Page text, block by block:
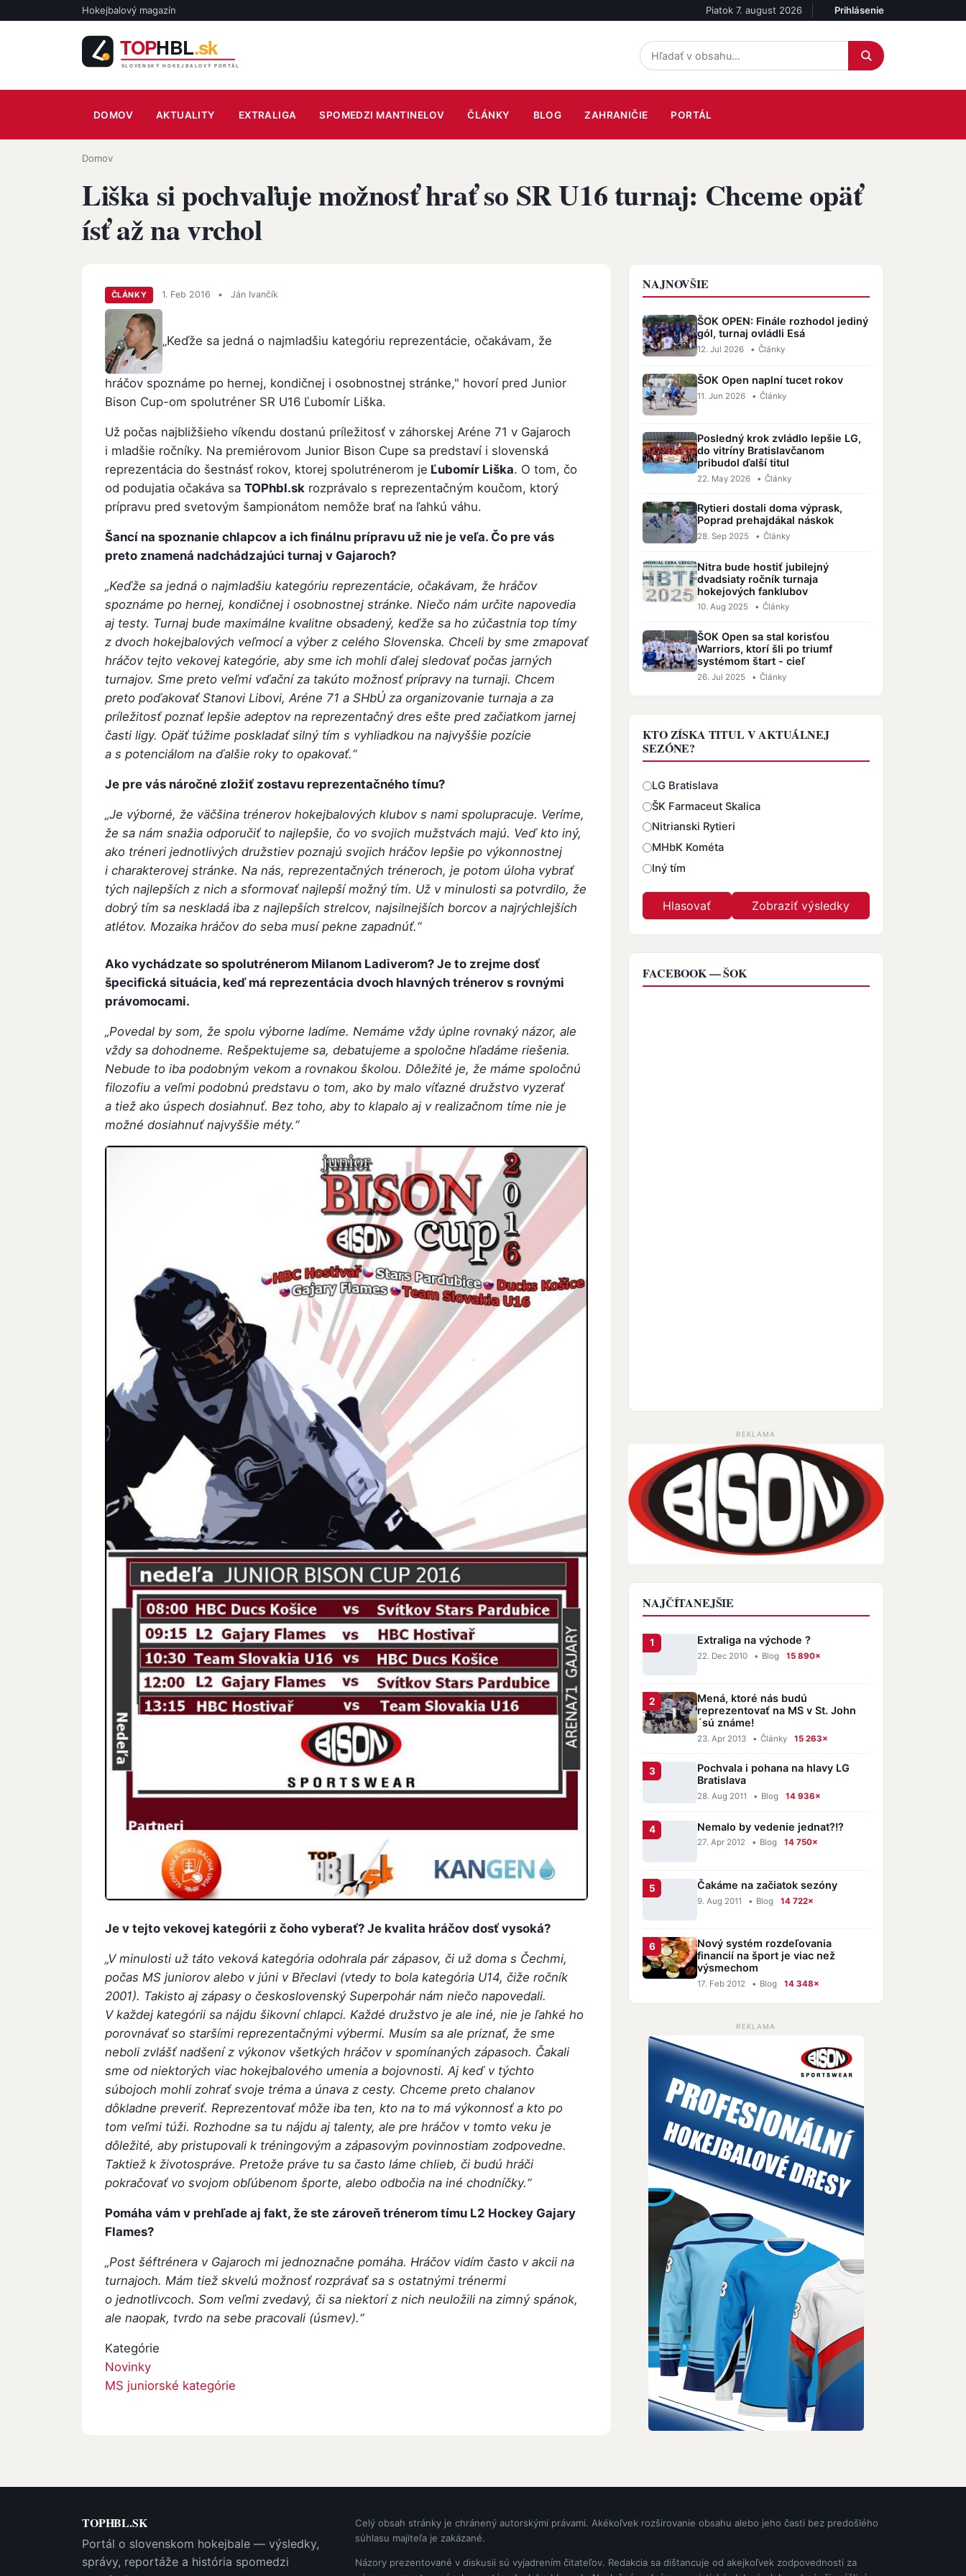
Skočiť na hlavný obsahHokejbalový magazín Piatok 7. august 2026 Účet
Prihlásenie
Main navigation
DOMOV AKTUALITY EXTRALIGA SPOMEDZI MANTINELOV ČLÁNKY BLOG ZAHRANIČIE PORTÁL
Omrvinka
Domov
Liška si pochvaľuje možnosť hrať so SR U16 turnaj: Chceme opäť
ísť až na vrchol
ČLÁNKY 1. Feb 2016 • Ján Ivančík
„Keďže sa jedná o najmladšiu kategóriu reprezentácie, očakávam, že
hráčov spoznáme po hernej, kondičnej i osobnostnej stránke," hovorí pred Junior
Bison Cup-om spolutréner SR U16 Ľubomír Liška.
Už počas najbližšieho víkendu dostanú príležitosť v záhorskej Aréne 71 v Gajaroch
i mladšie ročníky. Na premiérovom Junior Bison Cupe sa predstaví i slovenská
reprezentácia do šestnásť rokov, ktorej spolutrénerom je Ľubomír Liška. O tom, čo
od podujatia očakáva sa TOPhbl.sk rozprávalo s reprezentačným koučom, ktorý
prípravu pred svetovým šampionátom nemôže brať na ľahkú váhu.
Šancí na spoznanie chlapcov a ich finálnu prípravu už nie je veľa. Čo pre vás
preto znamená nadchádzajúci turnaj v Gajaroch?
„Keďže sa jedná o najmladšiu kategóriu reprezentácie, očakávam, že hráčov
spoznáme po hernej, kondičnej i osobnostnej stránke. Niečo nám určite napovedia
aj testy. Turnaj bude maximálne kvalitne obsadený, keďže sa ho zúčastnia top tímy
z dvoch hokejbalových veľmocí a výber z celého Slovenska. Chceli by sme zmapovať
hráčov tejto vekovej kategórie, aby sme ich mohli ďalej sledovať počas jarných
turnajov. Sme preto veľmi vďační za takúto možnosť prípravy na turnaji. Chcem
preto poďakovať Stanovi Libovi, Aréne 71 a SHbÚ za organizovanie turnaja a za
príležitosť poznať lepšie adeptov na reprezentačný dres ešte pred začiatkom jarnej
časti ligy. Opäť túžime poskladať silný tím s vyhliadkou na najvyššie pozície
a s potenciálom na ďalšie roky to opakovať.“
Je pre vás náročné zložiť zostavu reprezentačného tímu?
„Je výborné, že väčšina trénerov hokejbalových klubov s nami spolupracuje. Veríme,
že sa nám snažia odporučiť to najlepšie, čo vo svojich mužstvách majú. Veď kto iný,
ako tréneri jednotlivých družstiev poznajú svojich hráčov lepšie po výkonnostnej
i charakterovej stránke. Na nás, reprezentačných tréneroch, je potom úloha vybrať
tých najlepších z nich a sformovať najlepší možný tím. Už v minulosti sa potvrdilo, že
dobrý tím sa neskladá iba z najlepších strelcov, najsilnejších borcov a najrýchlejších
atlétov. Mozaika hráčov do seba musí pekne zapadnúť.“
Ako vychádzate so spolutrénerom Milanom Ladiverom? Je to zrejme dosť
špecifická situácia, keď má reprezentácia dvoch hlavných trénerov s rovnými
právomocami.
„Povedal by som, že spolu výborne ladíme. Nemáme vždy úplne rovnaký názor, ale
vždy sa dohodneme. Rešpektujeme sa, debatujeme a spoločne hľadáme riešenia.
Nebude to iba podobným vekom a rovnakou školou. Dôležité je, že máme spoločnú
filozofiu a veľmi podobnú predstavu o tom, ako by malo víťazné družstvo vyzerať
a tiež ako úspech dosiahnuť. Bez toho, aby to klapalo aj v realizačnom tíme nie je
možné dosiahnuť najvyššie méty.“
Je v tejto vekovej kategórii z čoho vyberať? Je kvalita hráčov dosť vysoká?
„V minulosti už táto veková kategória odohrala pár zápasov, či už doma s Čechmi,
počas MS juniorov alebo v júni v Břeclavi (vtedy to bola kategória U14, čiže ročník
2001). Takisto aj zápasy o československý Superpohár nám niečo napovedali.
V každej kategórii sa nájdu šikovní chlapci. Každé družstvo je ale iné, nie je ľahké ho
porovnávať so staršími reprezentačnými výbermi. Musím sa ale priznať, že sme
neboli zvlášť nadšení z výkonov všetkých hráčov v spomínaných zápasoch. Čakali
sme od niektorých viac hokejbalového umenia a bojovnosti. Aj keď v týchto
súbojoch mohli zohrať svoje tréma a únava z cesty. Chceme preto chalanov
dôkladne preveriť. Reprezentovať môže iba ten, kto na to má výkonnosť a kto po
tom veľmi túži. Rozhodne sa tu nájdu aj talenty, ale pre hráčov v tomto veku je
dôležité, aby pristupovali k tréningovým a zápasovým povinnostiam zodpovedne.
Taktiež k životospráve. Pretože práve tu sa často láme chlieb, či budú hráči
pokračovať vo svojom obľúbenom športe, alebo odbočia na iné chodníčky.“
Pomáha vám v prehľade aj fakt, že ste zároveň trénerom tímu L2 Hockey Gajary
Flames?
„Post šéftrénera v Gajaroch mi jednoznačne pomáha. Hráčov vidím často v akcii na
turnajoch. Mám tiež skvelú možnosť rozprávať sa s ostatnými trénermi
o jednotlivcoch. Som veľmi zvedavý, či sa niektorí z nich neuložili na zimný spánok,
ale naopak, tvrdo na sebe pracovali (úsmev).“
Kategórie
Novinky
MS juniorské kategórie
NAJNOVŠIE
ŠOK OPEN: Finále rozhodol jediný
gól, turnaj ovládli Esá
12. Jul 2026 • Články
ŠOK Open naplní tucet rokov
11. Jun 2026 • Články
Posledný krok zvládlo lepšie LG,
do vitríny Bratislavčanom
pribudol ďalší titul
22. May 2026 • Články
Rytieri dostali doma výprask,
Poprad prehajdákal náskok
28. Sep 2025 • Články
Nitra bude hostiť jubilejný
dvadsiaty ročník turnaja
hokejových fanklubov
10. Aug 2025 • Články
ŠOK Open sa stal korisťou
Warriors, ktorí šli po triumf
systémom štart - cieľ
26. Jul 2025 • Články
KTO ZÍSKA TITUL V AKTUÁLNEJ
SEZÓNE?
Odpovede
LG Bratislava
ŠK Farmaceut Skalica
Nitrianski Rytieri
MHbK Kométa
Iný tím
FACEBOOK — ŠOK
REKLAMA
NAJČÍTANEJŠIE
Extraliga na východe ?
22. Dec 2010 • Blog 15 890×
Mená, ktoré nás budú
reprezentovať na MS v St. John
´sú známe!
23. Apr 2013 • Články 15 263×
Pochvala i pohana na hlavy LG
Bratislava
28. Aug 2011 • Blog 14 936×
Nemalo by vedenie jednat?!?
27. Apr 2012 • Blog 14 750×
Čakáme na začiatok sezóny
9. Aug 2011 • Blog 14 722×
Nový systém rozdeľovania
financií na šport je viac než
výsmechom
17. Feb 2012 • Blog 14 348×
REKLAMA
TOPHBL.SK
Portál o slovenskom hokejbale — výsledky,
správy, reportáže a história spomedzi
Celý obsah stránky je chránený autorskými právami. Akékoľvek rozširovanie obsahu alebo jeho časti bez predošlého
súhlasu majiteľa je zakázané.
Názory prezentované v diskusii sú vyjadrením čitateľov. Redakcia sa dištancuje od akejkoľvek zodpovednosti za